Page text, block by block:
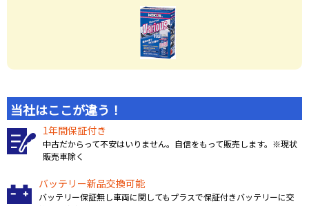
当社はここが違う！
1年間保証付き
中古だからって不安はいりません。自信をもって販売します。※現状
販売車除く
バッテリー新品交換可能
バッテリー保証無し車両に関してもプラスで保証付きバッテリーに交